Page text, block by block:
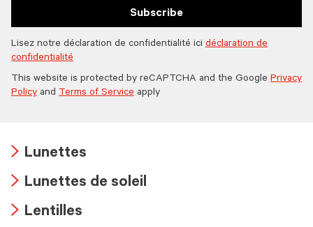
Subscribe
Lisez notre déclaration de confidentialité ici déclaration de
confidentialité
This website is protected by reCAPTCHA and the Google Privacy
Policy and Terms of Service apply
icon
Lunettes
icon
Lunettes de soleil
Lentilles